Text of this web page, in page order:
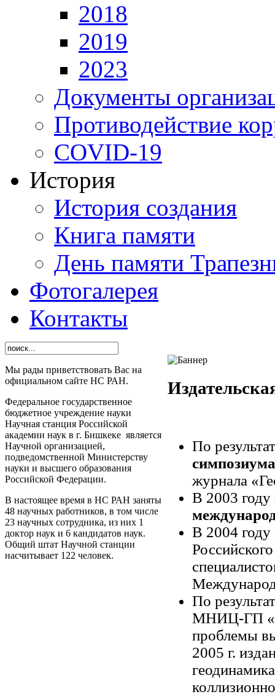
2018
2019
2023
Документы
Противодействие
СОVID-19
История
История создания
Книга памяти
День памяти
Фотогалерея
Контакты
Мы рады приветствовать Вас на
официальном сайте НС РАН.
Федеральное государственное
бюджетное учреждение науки
Научная станция Российской
академии наук в г. Бишкеке является
Научной организацией,
подведомственной Министерству
науки и высшего образования
Российской Федерации.
В настоящее время в НС РАН заняты
48 научных работников, в том числе
23 научных сотрудника, из них 1
доктор наук и 6 кандидатов наук.
Общий штат Научной станции
насчитывает 122 человек.
По
симпозиума
журнала
В 2003
В 2004 году
По
МНИЦ-ГП
проблемы
2005 г.